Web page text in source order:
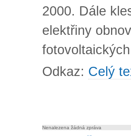
2000. Dále
elektřiny
Odkaz: Celý
Nenalezena žádná zpráva